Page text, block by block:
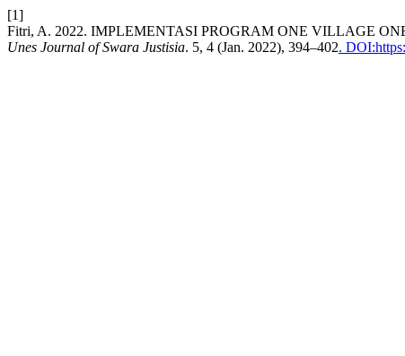
[1]
Fitri, A. 2022. IMPLEMENTASI PROGRAM ONE VILLAGE
Unes Journal of Swara Justisia. 5, 4 (Jan. 2022), 394–402.